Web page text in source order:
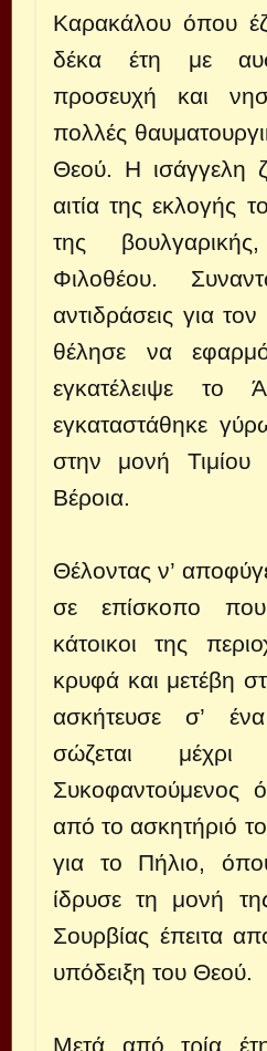
Καρακάλου όπου
δέκα έτη με
προσευχή και
πολλές
Θεού. Η ισάγγελη
αιτία της εκλογής
της
Φιλοθέου.
αντιδράσεις για
θέλησε να
εγκατέλειψε το
εγκαταστάθηκε
στην μονή
Βέροια.
Θέλοντας ν’
σε επίσκοπο
κάτοικοι της
κρυφά και μετέβη
ασκήτευσε σ’
σώζεται
Συκοφαντούμενος
από το ασκητήριό
για το Πήλιο,
ίδρυσε τη μονή
Σουρβίας έπειτα
υπόδειξη του Θεού.
Μετά από τρία